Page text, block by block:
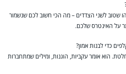
שטוב לשני הצדדים – מה הכי חשוב לכם שנשמור
על האינטרס שלכם.
כדי לבנות אמון?
הוא אומר עקביות, הוגנות, ומילים שמתחברות